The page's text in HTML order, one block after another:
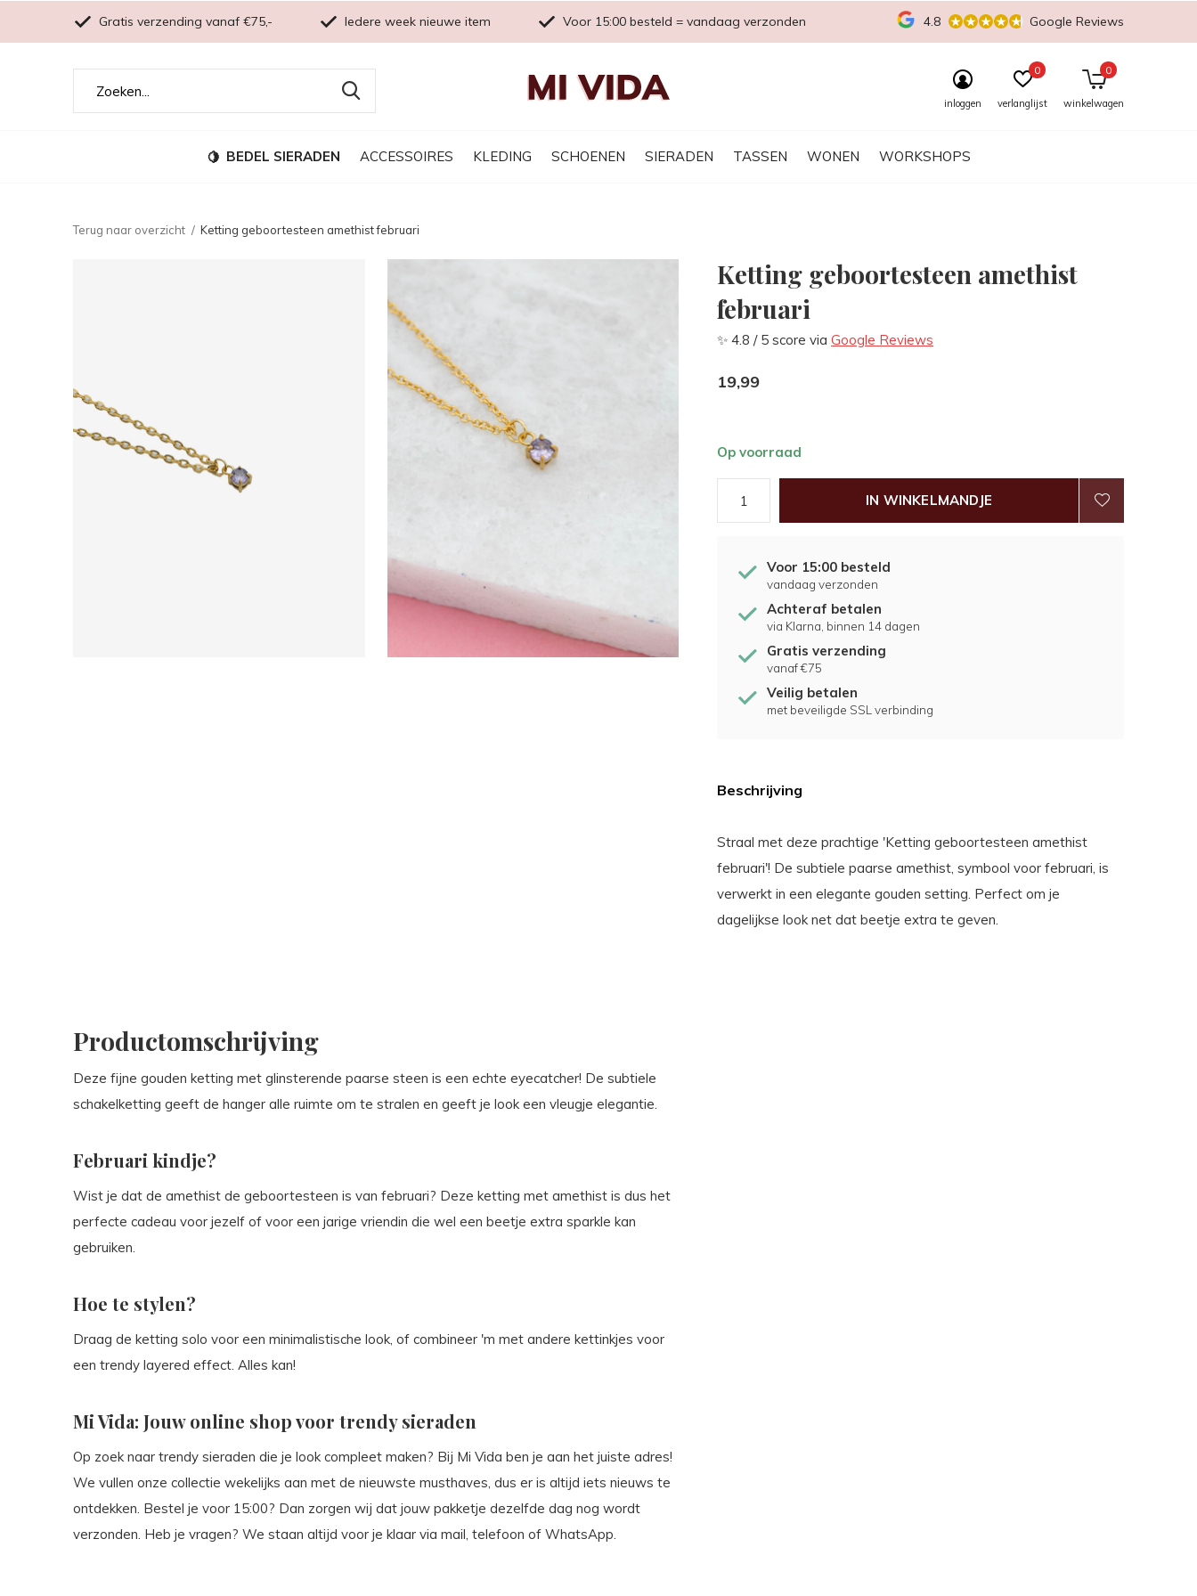
BEDEL SIERADEN ACCESSOIRES KLEDING SCHOENEN SIERADEN TASSEN WONEN WORKSHOPS
inloggen verlanglijst
0
winkelwagen
0
Gratis verzending vanaf €75,- Iedere week nieuwe item Voor 15:00 besteld = vandaag verzonden 4.8 Google Reviews
Terug naar overzicht Ketting geboortesteen amethist februari
Ketting geboortesteen amethist
februari
✨ 4.8 / 5 score via Google Reviews
19,99
Op voorraad
IN WINKELMANDJE
Voor 15:00 besteld
vandaag verzonden
Achteraf betalen
via Klarna, binnen 14 dagen
Gratis verzending
vanaf €75
Veilig betalen
met beveiligde SSL verbinding
Beschrijving
Straal met deze prachtige 'Ketting geboortesteen amethist
februari'! De subtiele paarse amethist, symbool voor februari, is
verwerkt in een elegante gouden setting. Perfect om je
dagelijkse look net dat beetje extra te geven.
Productomschrijving
Deze fijne gouden ketting met glinsterende paarse steen is een echte eyecatcher! De subtiele
schakelketting geeft de hanger alle ruimte om te stralen en geeft je look een vleugje elegantie.
Februari kindje?
Wist je dat de amethist de geboortesteen is van februari? Deze ketting met amethist is dus het
perfecte cadeau voor jezelf of voor een jarige vriendin die wel een beetje extra sparkle kan
gebruiken.
Hoe te stylen?
Draag de ketting solo voor een minimalistische look, of combineer 'm met andere kettinkjes voor
een trendy layered effect. Alles kan!
Mi Vida: Jouw online shop voor trendy sieraden
Op zoek naar trendy sieraden die je look compleet maken? Bij Mi Vida ben je aan het juiste adres!
We vullen onze collectie wekelijks aan met de nieuwste musthaves, dus er is altijd iets nieuws te
ontdekken. Bestel je voor 15:00? Dan zorgen wij dat jouw pakketje dezelfde dag nog wordt
verzonden. Heb je vragen? We staan altijd voor je klaar via mail, telefoon of WhatsApp.